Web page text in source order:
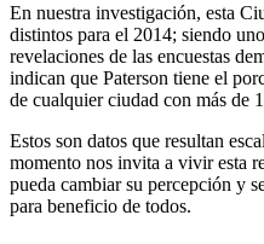
En nuestra investigación, esta
distintos para el 2014; siendo
revelaciones de las encuestas
indican que Paterson tiene el
de cualquier ciudad con más de
Estos son datos que resultan
momento nos invita a vivir esta
pueda cambiar su percepción y
para beneficio de todos.